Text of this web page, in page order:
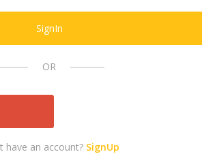
SignIn
OR
have an account? SignUp